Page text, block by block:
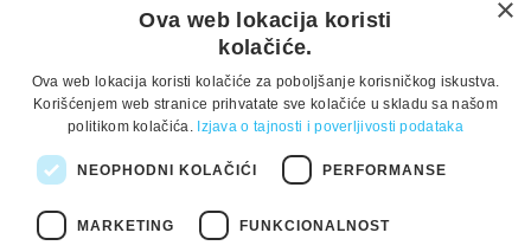
Telefon/fax
+381 23 551 001
E-mail
office@dijamant.rs
Pratite nas
×
Ova web lokacija koristi
kolačiće.
Ova web lokacija koristi kolačiće za poboljšanje korisničkog iskustva.
Korišćenjem web stranice prihvatate sve kolačiće u skladu sa našom
politikom kolačića. Izjava o tajnosti i poverljivosti podataka
NEOPHODNI KOLAČIĆI PERFORMANSE
MARKETING FUNKCIONALNOST